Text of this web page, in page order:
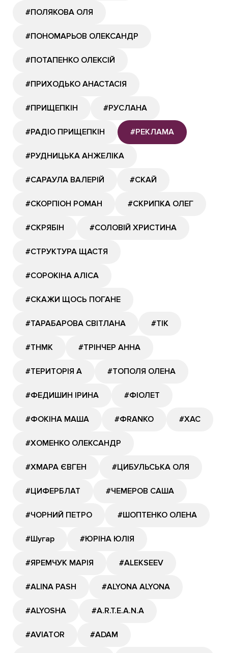
#ПОЛЯКОВА ОЛЯ
#ПОНОМАРЬОВ ОЛЕКСАНДР
#ПОТАПЕНКО ОЛЕКСІЙ
#ПРИХОДЬКО АНАСТАСІЯ
#ПРИЩЕПКІН #РУСЛАНА
#РАДІО ПРИЩЕПКІН #РЕКЛАМА
#РУДНИЦЬКА АНЖЕЛІКА
#САРАУЛА ВАЛЕРІЙ #СКАЙ
#СКОРПІОН РОМАН #СКРИПКА ОЛЕГ
#СКРЯБІН #СОЛОВІЙ ХРИСТИНА
#СТРУКТУРА ЩАСТЯ
#СОРОКІНА АЛІСА
#СКАЖИ ЩОСЬ ПОГАНЕ
#ТАРАБАРОВА СВІТЛАНА #ТІК
#ТНМК #ТРІНЧЕР АННА
#ТЕРИТОРІЯ А #ТОПОЛЯ ОЛЕНА
#ФЕДИШИН ІРИНА #ФІОЛЕТ
#ФОКІНА МАША #ФRANKO #ХАС
#ХОМЕНКО ОЛЕКСАНДР
#ХМАРА ЄВГЕН #ЦИБУЛЬСЬКА ОЛЯ
#ЦИФЕРБЛАТ #ЧЕМЕРОВ САША
#ЧОРНИЙ ПЕТРО #ШОПТЕНКО ОЛЕНА
#Шугар #ЮРІНА ЮЛІЯ
#ЯРЕМЧУК МАРІЯ #ALEKSEEV
#ALINA PASH #ALYONA ALYONA
#ALYOSHA #A.R.T.E.A.N.A
#AVIATOR #ADAM